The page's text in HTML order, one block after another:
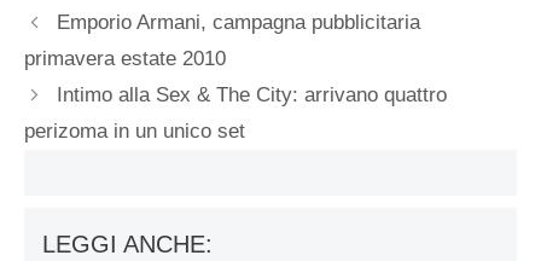
Emporio Armani, campagna pubblicitaria
primavera estate 2010
Intimo alla Sex & The City: arrivano quattro
perizoma in un unico set
LEGGI ANCHE: